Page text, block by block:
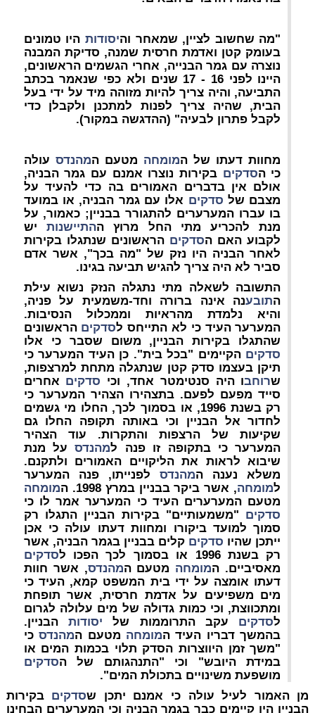
"מה שחשוב לציין, שמאחר והיסודות היו טמונים
בעומק קטן ואדמת חרסית שמנה, סדיקת המבנה
נוצרה עם גמר הבנייה, אחרי הגשמים הראשונים,
היינו לפני 16 - 17 שנים ולא כפי שנאמר בכתב
התביעה, והיה צריך להיות מזוהה מיד על ידי בעל
הבית, שהיה צריך לפנות למתכנן ולקבלן כדי
לקבל פתרון לבעיה" (ההדגשה במקור).
מחוות דעתו של המומחה מטעם המהנדס עולה
כי הסדקים בקירות נוצרו אמנם עם גמר הבניה,
אולם אין בדברים האמורים בה כדי להעיד על
מצבם של סדקים אלו עם גמר הבניה, או במועד
בו עברו המערערים להתגורר בבניין; כאמור, על
מנת להכריע מתי החל מרוץ ההתיישנות יש
לקבוע האם הסדקים הראשונים שנתגלו בקירות
לאחר הבניה היו נזק של "מה בכך", אשר אדם
סביר לא היה צריך להגיש תביעה בגינו.
התשובה לשאלה מתי נתגלה הנזק נשוא עילת
התובענה אינה ברורה וחד-משמעית על פניה,
והיא נלמדת מהראיות וממכלול הנסיבות.
המערער העיד כי לא התייחס לסדקים הראשונים
שהתגלו בקירות הבניין, משום שסבר כי אלו
סדקים הקיימים "בכל בית". כן העיד המערער כי
תיקן בעצמו סדק קטן שנתגלה מתחת למרצפות,
שרוחבו היה סנטימטר אחד, וכי סדקים אחרים
סייד מפעם לפעם. בתצהירו הצהיר המערער כי
רק בשנת 1996, או בסמוך לכך, החלו מי גשמים
לחדור אל הבניין וכי באותה תקופה החלו גם
שקיעות של הרצפות והתקרות. עוד הצהיר
המערער כי בתקופה זו פנה למהנדסעל מנת
שיבוא לראות את הליקויים האמורים ולתקנם.
משלא נענה המהנדסלפנייתו, פנה המערער
למומחה, אשר ביקר בבניין במרץ 1998. ה
מומחה
מטעם המערערים העיד כי המערער אמר לו כי
סדקים "משמעותיים" בקירות הבניין התגלו רק
סמוך למועד ביקורו ומחוות דעתו עולה כי אכן
ייתכן שהיו סדקים קלים בבניין בגמר הבניה, אשר
רק בשנת 1996 או בסמוך לכך הפכו ל
סדקים
מאסיביים. המומחה מטעם המהנדס, אשר חוות
דעתו אומצה על ידי בית המשפט קמא, העיד כי
מים משפיעים על אדמת חרסית, אשר תופחת
ומתכווצת, וכי כמות גדולה של מים עלולה לגרום
לסדקים עקב התרוממות של יסודותהבניין.
בהמשך דבריו העיד המומחה מטעם המהנדסכי
"משך זמן היווצרות הסדק תלוי בכמות המים או
במידת היובש" וכי "התנהגותם של הסדקים
מושפעת משינויים בתכולת המים".
מן האמור לעיל עולה כי אמנם יתכן שסדקים בקירות
הבניין היו קיימים כבר בגמר הבניה וכי המערערים הבחינו